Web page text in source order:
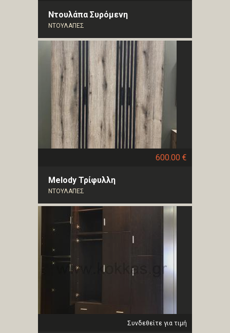
Ντουλάπα Συρόμενη
ΝΤΟΥΛΑΠΕΣ
600.00 €
Melody Τρίφυλλη
ΝΤΟΥΛΑΠΕΣ
Συνδεθείτε για τιμή